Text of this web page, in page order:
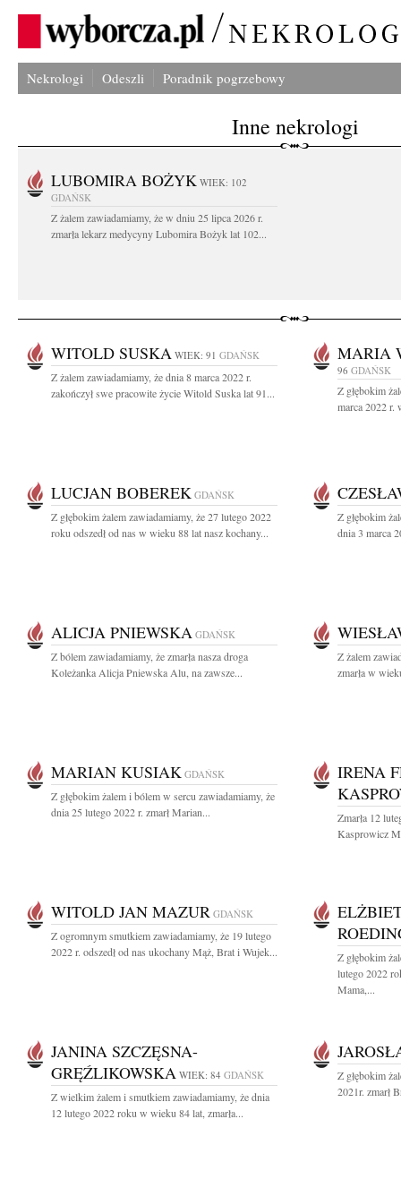
Nekrologi Odeszli Poradnik pogrzebowy
Inne nekrologi
LUBOMIRA BOŻYK WIEK: 102
GDAŃSK
Z żalem zawiadamiamy, że w dniu 25 lipca 2026 r.
zmarła lekarz medycyny Lubomira Bożyk lat 102...
WITOLD SUSKA WIEK: 91 GDAŃSK
Z żalem zawiadamiamy, że dnia 8 marca 2022 r.
zakończył swe pracowite życie Witold Suska lat 91...
MARIA
96 GDAŃSK
Z głębokim
marca 2022 r.
LUCJAN BOBEREK GDAŃSK
Z głębokim żalem zawiadamiamy, że 27 lutego 2022
roku odszedł od nas w wieku 88 lat nasz kochany...
Z głębokim
dnia 3 marca
ALICJA PNIEWSKA GDAŃSK
Z bólem zawiadamiamy, że zmarła nasza droga
Koleżanka Alicja Pniewska Alu, na zawsze...
Z żalem
zmarła w
MARIAN KUSIAK GDAŃSK
Z głębokim żalem i bólem w sercu zawiadamiamy, że
dnia 25 lutego 2022 r. zmarł Marian...
IRENA
Zmarła 12
Kasprowicz
WITOLD JAN MAZUR GDAŃSK
Z ogromnym smutkiem zawiadamiamy, że 19 lutego
2022 r. odszedł od nas ukochany Mąż, Brat i Wujek...
Z głębokim
lutego 2022
Mama,...
JANINA SZCZĘSNA-
GRĘŹLIKOWSKA WIEK: 84 GDAŃSK
Z wielkim żalem i smutkiem zawiadamiamy, że dnia
12 lutego 2022 roku w wieku 84 lat, zmarła...
Z głębokim
2021r. zmarł